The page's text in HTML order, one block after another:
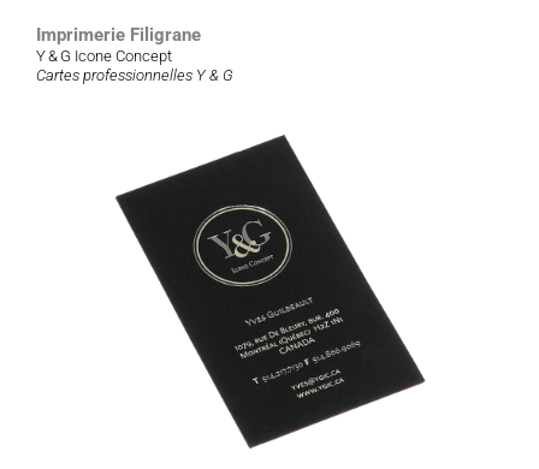
Imprimerie Filigrane
Y & G Icone Concept
Cartes professionnelles Y & G